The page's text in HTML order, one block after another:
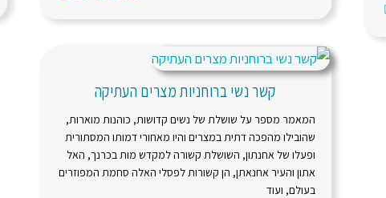
קשר נשי ברוחניות מצרים העתיקה
המאמר מספר על שושלת של נשים קדושות, כוהנות מוארות,
שהובילו מהפכה דתית במצרים והיו מאחורי דמותו המסתורית
ופעלו של אחנתון, השושלת קשורה למקדש מות בכרנך, האל
אתון והעיר אחנאתן, הן קשורות לפסלי האלה סחמת המפוזרים
בעולם, ועוד